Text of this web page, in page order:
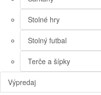
Stolné hry
Stolný futbal
Terče a šípky
Výpredaj